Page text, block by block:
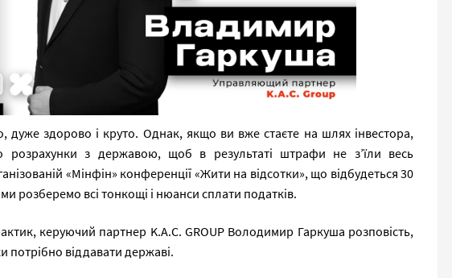
дуже здорово і круто. Однак, якщо ви вже стаєте на шлях інвестора,
розрахунки з державою, щоб в результаті штрафи не з’їли весь
«Мінфін» конференції «Жити на відсотки», що відбудеться 30
розберемо всі тонкощі і нюанси сплати податків.
керуючий партнер K.A.C. GROUP Володимир Гаркуша розповість,
потрібно віддавати державі.